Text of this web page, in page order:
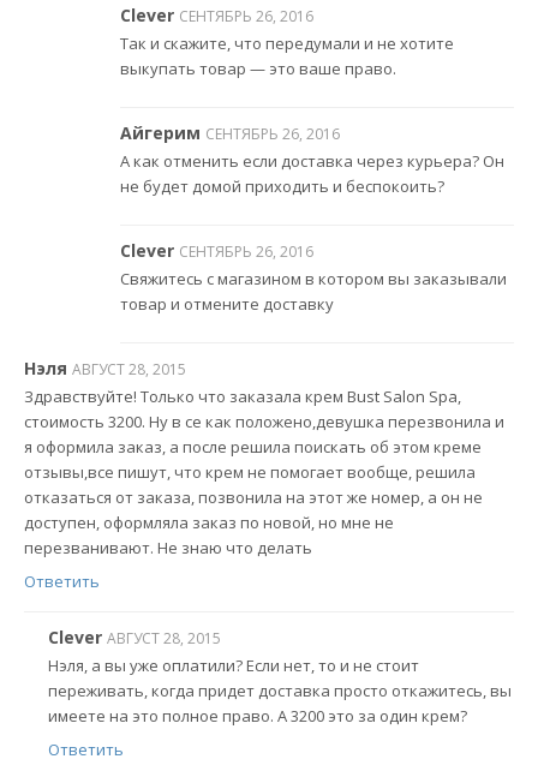
Clever СЕНТЯБРЬ 26, 2016
Так и скажите, что передумали и не хотите
выкупать товар — это ваше право.
Айгерим СЕНТЯБРЬ 26, 2016
А как отменить если доставка через курьера? Он
не будет домой приходить и беспокоить?
Clever СЕНТЯБРЬ 26, 2016
Свяжитесь с магазином в котором вы заказывали
товар и отмените доставку
Нэля АВГУСТ 28, 2015
Здравствуйте! Только что заказала крем Bust Salon Spa,
стоимость 3200. Ну в се как положено,девушка перезвонила и
я оформила заказ, а после решила поискать об этом креме
отзывы,все пишут, что крем не помогает вообще, решила
отказаться от заказа, позвонила на этот же номер, а он не
доступен, оформляла заказ по новой, но мне не
перезванивают. Не знаю что делать
Ответить
Clever АВГУСТ 28, 2015
Нэля, а вы уже оплатили? Если нет, то и не стоит
переживать, когда придет доставка просто откажитесь, вы
имеете на это полное право. А 3200 это за один крем?
Ответить